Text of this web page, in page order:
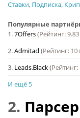
Ставки, Подписка,
Популярные
1.7Offers(Рейтинг:
2.Admitad (Рейтинг: 10
3. Leads.Black(
И ещё 5
2.